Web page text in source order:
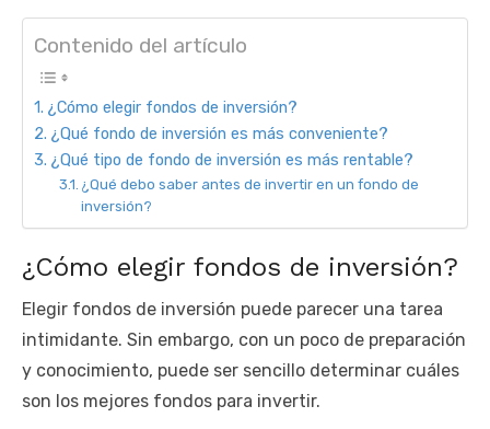
Contenido del artículo
¿Cómo elegir fondos de inversión?
¿Qué fondo de inversión es más conveniente?
¿Qué tipo de fondo de inversión es más rentable?
¿Qué debo saber antes de invertir en un fondo de
inversión?
¿Cómo elegir fondos de inversión?
Elegir fondos de inversión puede parecer una tarea
intimidante. Sin embargo, con un poco de preparación
y conocimiento, puede ser sencillo determinar cuáles
son los mejores fondos para invertir.